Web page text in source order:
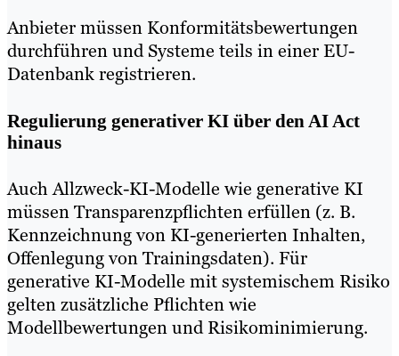
Anbieter müssen Konformitätsbewertungen
durchführen und Systeme teils in einer EU-
Datenbank registrieren.
Regulierung generativer KI über den AI Act
hinaus
Auch Allzweck-KI-Modelle wie generative KI
müssen Transparenzpflichten erfüllen (z. B.
Kennzeichnung von KI-generierten Inhalten,
Offenlegung von Trainingsdaten). Für
generative KI-Modelle mit systemischem Risiko
gelten zusätzliche Pflichten wie
Modellbewertungen und Risikominimierung.